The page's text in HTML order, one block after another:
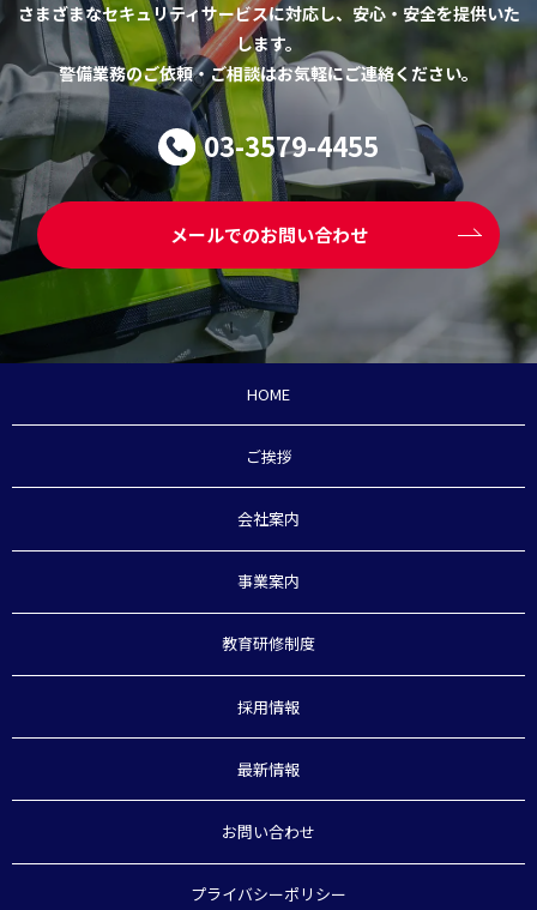
さまざまなセキュリティサービスに対応し、安心・安全を提供いた
します。
警備業務のご依頼・ご相談はお気軽にご連絡ください。
03-3579-4455
メールでのお問い合わせ
HOME
ご挨拶
会社案内
事業案内
教育研修制度
採用情報
最新情報
お問い合わせ
プライバシーポリシー